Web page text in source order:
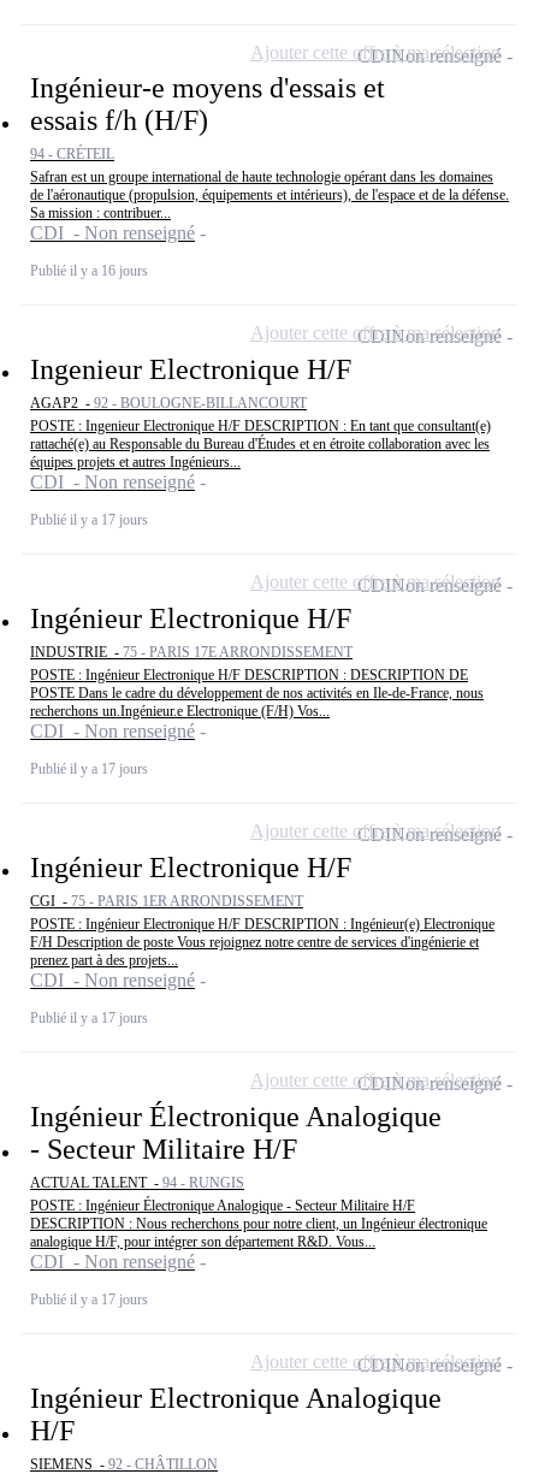
Ingénieur-e moyens d'essais et
essais f/h (H/F)
94 - CRÉTEIL
Safran est un groupe international de haute technologie opérant dans les domaines
de l'aéronautique (propulsion, équipements et intérieurs), de l'espace et de la défense.
Sa mission : contribuer...
CDI - Non renseigné
Publié il y a 16 jours
CDINon renseigné
Ajouter cette offre à ma sélection
Ingenieur Electronique H/F
AGAP2 - 92 - BOULOGNE-BILLANCOURT
POSTE : Ingenieur Electronique H/F DESCRIPTION : En tant que consultant(e)
rattaché(e) au Responsable du Bureau d'Études et en étroite collaboration avec les
équipes projets et autres Ingénieurs...
CDI - Non renseigné
Publié il y a 17 jours
CDINon renseigné
Ajouter cette offre à ma sélection
Ingénieur Electronique H/F
INDUSTRIE - 75 - PARIS 17E ARRONDISSEMENT
POSTE : Ingénieur Electronique H/F DESCRIPTION : DESCRIPTION DE
POSTE Dans le cadre du développement de nos activités en Ile-de-France, nous
recherchons un.Ingénieur.e Electronique (F/H) Vos...
CDI - Non renseigné
Publié il y a 17 jours
CDINon renseigné
Ajouter cette offre à ma sélection
Ingénieur Electronique H/F
CGI - 75 - PARIS 1ER ARRONDISSEMENT
POSTE : Ingénieur Electronique H/F DESCRIPTION : Ingénieur(e) Electronique
F/H Description de poste Vous rejoignez notre centre de services d'ingénierie et
prenez part à des projets...
CDI - Non renseigné
Publié il y a 17 jours
CDINon renseigné
Ajouter cette offre à ma sélection
Ingénieur Électronique Analogique
- Secteur Militaire H/F
ACTUAL TALENT - 94 - RUNGIS
POSTE : Ingénieur Électronique Analogique - Secteur Militaire H/F
DESCRIPTION : Nous recherchons pour notre client, un Ingénieur électronique
analogique H/F, pour intégrer son département R&D. Vous...
CDI - Non renseigné
Publié il y a 17 jours
CDINon renseigné
Ajouter cette offre à ma sélection
Ingénieur Electronique Analogique
H/F
SIEMENS - 92 - CHÂTILLON
CDINon renseigné
Ajouter cette offre à ma sélection